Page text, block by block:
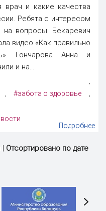
врач и какие качества
Ребята с интересом
на вопросы. Бекаревич
видео «Как правильно
Гончарова Анна и
и на...
,#забота о здоровье ,
Подробнее
Отсортировано по дате